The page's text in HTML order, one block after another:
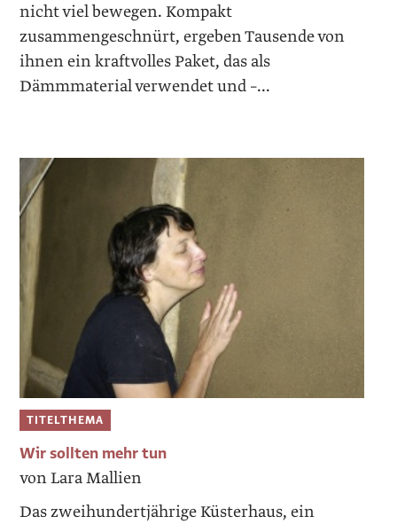
nicht viel bewegen. Kompakt
zusammengeschnürt, ergeben Tausende von
ihnen ein kraftvolles Paket, das als
Dämmmaterial verwendet und –...
TITELTHEMA
Wir sollten mehr tun
von Lara Mallien
Das zweihundertjährige Küsterhaus, ein